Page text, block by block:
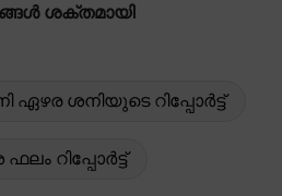
ശക്തമായി
ശനിയുടെ റിപ്പോർട്ട്
റിപ്പോർട്ട്